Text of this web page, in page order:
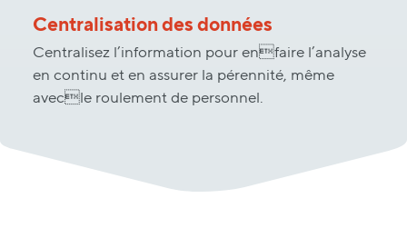
Centralisation des données
Centralisez l’information pour enfaire l’analyse
en continu et en assurer la pérennité, même
avecle roulement de personnel.